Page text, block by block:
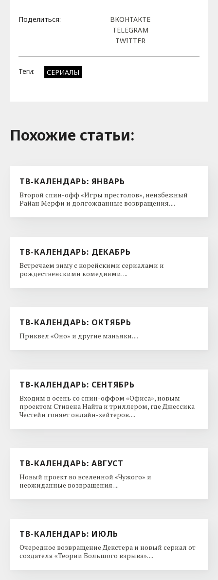
Поделиться:
ВКОНТАКТЕ
TELEGRAM
TWITTER
Теги: СЕРИАЛЫ
Похожие cтатьи:
ТВ-КАЛЕНДАРЬ: ЯНВАРЬ
Второй спин-офф «Игры престолов», неизбежный
Райан Мерфи и долгожданные возвращения. ...
ТВ-КАЛЕНДАРЬ: ДЕКАБРЬ
Встречаем зиму с корейскими сериалами и
рождественскими комедиями. ...
ТВ-КАЛЕНДАРЬ: ОКТЯБРЬ
Приквел «Оно» и другие маньяки. ...
ТВ-КАЛЕНДАРЬ: СЕНТЯБРЬ
Входим в осень со спин-оффом «Офиса», новым
проектом Стивена Найта и триллером, где Джессика
Честейн гоняет онлайн-хейтеров. ...
ТВ-КАЛЕНДАРЬ: АВГУСТ
Новый проект во вселенной «Чужого» и
неожиданные возвращения. ...
ТВ-КАЛЕНДАРЬ: ИЮЛЬ
Очередное возвращение Декстера и новый сериал от
создателя «Теории Большого взрыва». ...